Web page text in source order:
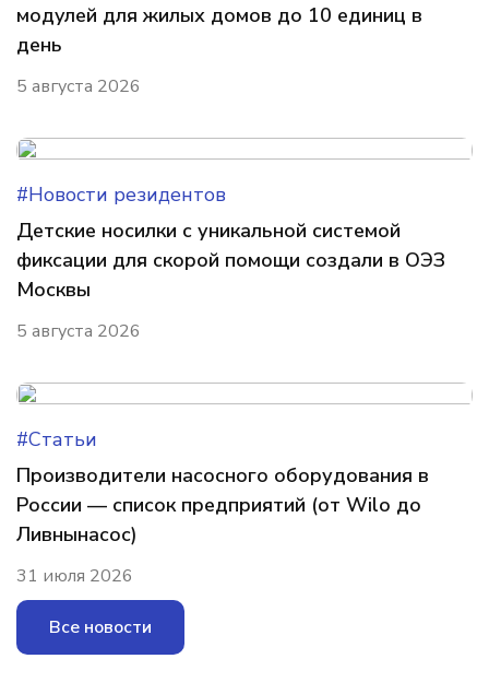
модулей для жилых домов до 10 единиц в
день
5 августа 2026
#Новости резидентов
Детские носилки с уникальной системой
фиксации для скорой помощи создали в ОЭЗ
Москвы
5 августа 2026
#Статьи
Производители насосного оборудования в
России — список предприятий (от Wilo до
Ливнынасос)
31 июля 2026
Все новости